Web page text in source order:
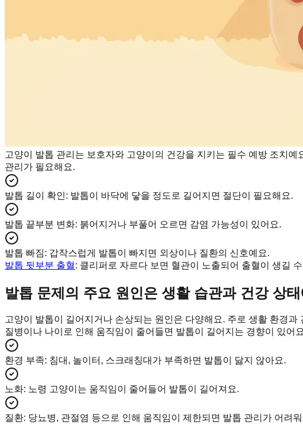
고양이 발톱 관리는 보호자와 고양이의 건강을 지키는 필수 예방 조치예
관리가 필요해요.
발톱 길이 확인: 발톱이 바닥에 닿을 정도로 길어지면 절단이 필요해요.
발톱 끝부분 변화: 붉어지거나 부풀어 오르면 감염 가능성이 있어요.
발톱 빠짐: 갑작스럽게 발톱이 빠지면 외상이나 질환의 신호예요.
발톱 뒷부분 출혈: 클리퍼로 자르다 보면 혈관이 노출되어 출혈이 생길
발톱 문제의 주요 원인은 생활 습관과 건강 상
고양이 발톱이 길어지거나 손상되는 원인은 다양해요. 주로 생활 환경
질병이나 나이로 인해 움직임이 줄어들면 발톱이 길어지는 경향이 있어
환경 부족: 침대, 놀이터, 스크래칭대가 부족하면 발톱이 닳지 않아요.
노화: 노령 고양이는 움직임이 줄어들어 발톱이 길어져요.
질환: 당뇨병, 관절염 등으로 인해 움직임이 제한되면 발톱 관리가 어려